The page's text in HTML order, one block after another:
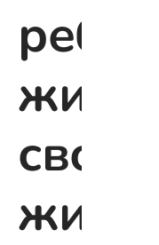
жить
свою
жизнь